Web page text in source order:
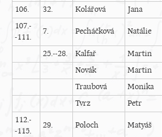
106.
32. Kolářová Jana
107.-
-111.
7. Pecháčková Natálie
25.--28. Kalfař Martin
Novák
Martin
Traubová
Monika
Tvrz
Petr
112.-
-115.
29. Poloch Matyáš